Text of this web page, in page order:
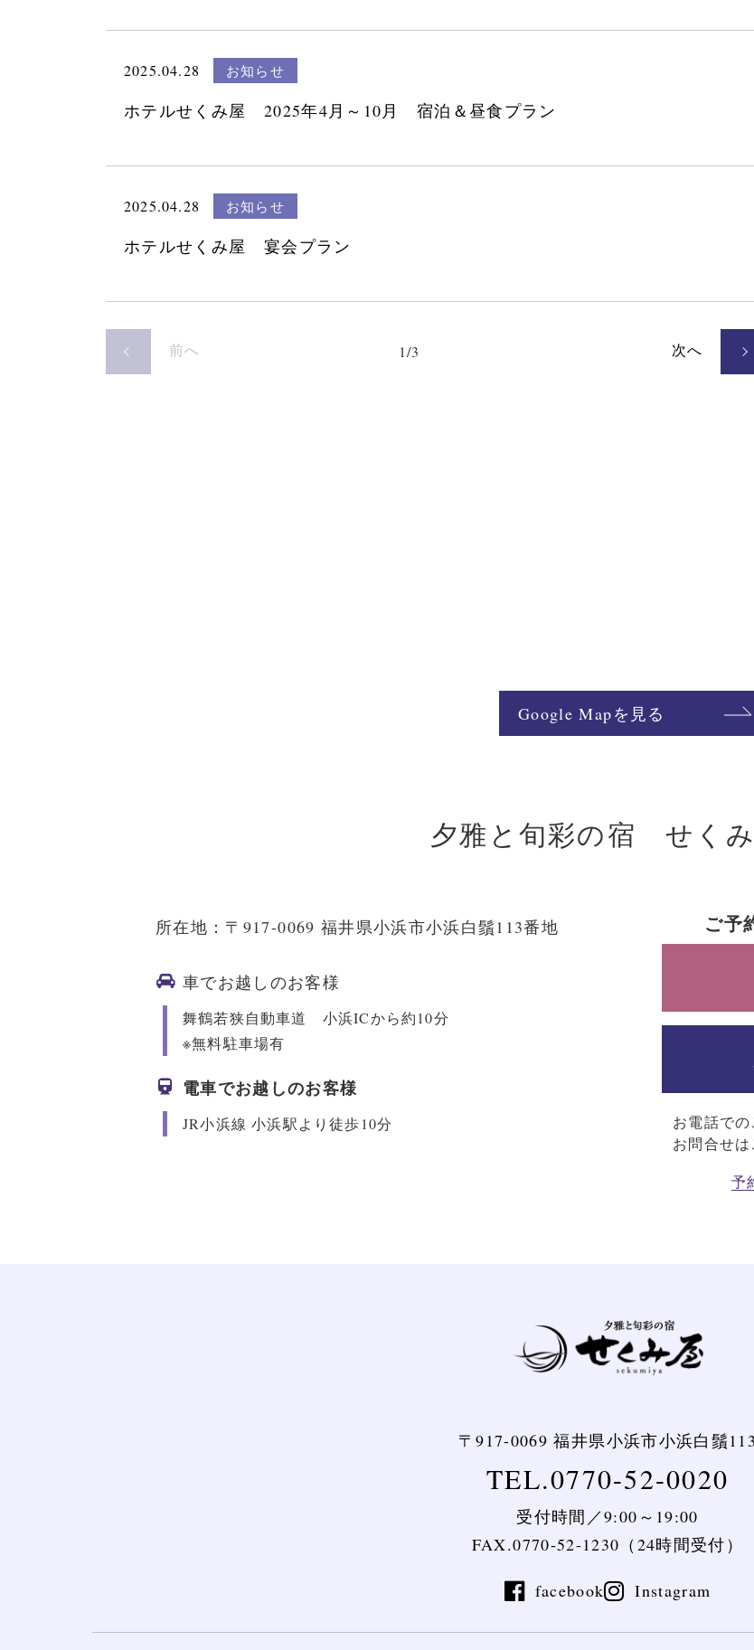
2025.04.28 お知らせ
ホテルせくみ屋 2025年4月～10月 宿泊＆昼食プラン
2025.04.28 お知らせ
ホテルせくみ屋 宴会プラン
前へ 1/3 次へ
Google Mapを見る
夕雅と旬彩の宿 せく
所在地：〒917-0069 福井県小浜市小浜白鬚113番地
車でお越しのお客様
舞鶴若狭自動車道 小浜ICから約10分
※無料駐車場有
電車でお越しのお客様
JR小浜線 小浜駅より徒歩10分
ご予
お電話での
お問合せは
予
〒917-0069福井県小浜市小浜白鬚113
TEL.0770-52-0020
受付時間／9:00～19:00
FAX.0770-52-1230（24時間受付）
facebook Instagram